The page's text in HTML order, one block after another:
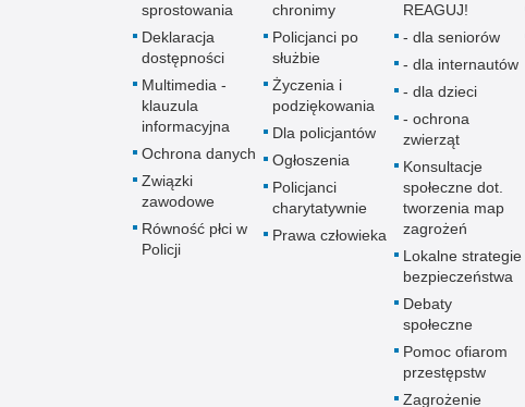
sprostowania
Deklaracja
dostępności
Multimedia -
klauzula
informacyjna
Ochrona danych
Związki
zawodowe
Równość płci w
Policji
chronimy
Policjanci po
służbie
Życzenia i
podziękowania
Dla policjantów
Ogłoszenia
Policjanci
charytatywnie
Prawa człowieka
REAGUJ!
- dla senio­rów
- dla internautów
- dla dzieci
- ochrona
zwierząt
Konsultacje
społeczne dot.
tworzenia map
zagrożeń
Lokalne strategie
bezpieczeństwa
Debaty
społeczne
Pomoc ofiarom
przestępstw
Zagrożenie